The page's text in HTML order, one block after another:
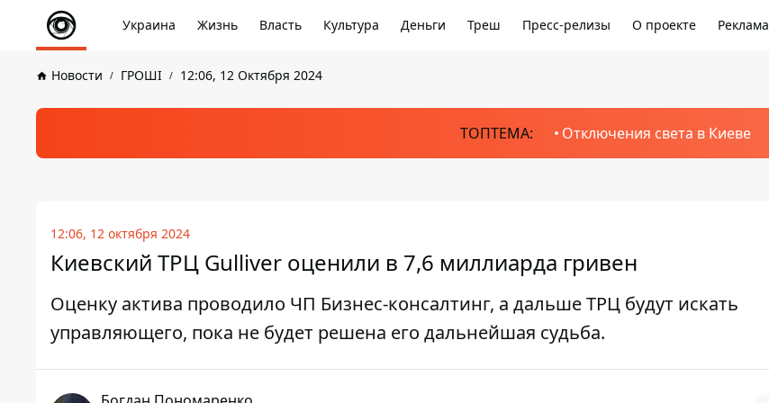
Украина Жизнь Власть Культура Деньги Треш Пресс-релизы О проекте Реклама
Новости ГРОШІ 12:06, 12 Октября 2024
ТОПТЕМА: Отключения света в Киеве
12:06, 12 октября 2024
Киевский ТРЦ Gulliver оценили в 7,6 миллиарда гривен
Оценку актива проводило ЧП Бизнес-консалтинг, а дальше ТРЦ будут искать
управляющего, пока не будет решена его дальнейшая судьба.